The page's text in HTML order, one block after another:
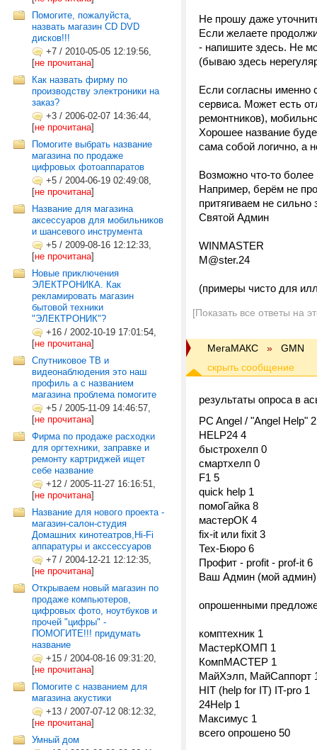
Помогите, пожалуйста,
назвать магазин CD DVD
дисков!!!
+7 / 2010-05-05 12:19:56,
[не прочитана]
Как назвать фирму по
производству электроники на
заказ?
+3 / 2006-02-07 14:36:44,
[не прочитана]
Помогите выбрать название
магазина по продаже
цифровых фотоаппаратов
+5 / 2004-06-19 02:49:08,
[не прочитана]
Название для магазина
аксессуаров для мобильников
и шансевого инструмента
+5 / 2009-08-16 12:12:33,
[не прочитана]
Новые приключения
ЭЛЕКТРОНИКА. Как
рекламировать магазин
бытовой техники
"ЭЛЕКТРОНИК"?
+16 / 2002-10-19 17:01:54,
[не прочитана]
Спутниковое ТВ и
видеонаблюдения это наш
профиль а с названием
магазина проблема помогите
+5 / 2005-11-09 14:46:57,
[не прочитана]
Фирма по продаже расходки
для оргтехники, заправке и
ремонту картриджей ищет
себе название
+12 / 2005-11-27 16:16:51,
[не прочитана]
Название для нового проекта -
магазин-салон-студия
Домашних кинотеатров,Hi-Fi
аппаратуры и акссессуаров
+7 / 2004-12-21 12:12:35,
[не прочитана]
Открываем новый магазин по
продаже компьютеров,
цифровых фото, ноутбуков и
прочей "цифры" -
ПОМОГИТЕ!!! придумать
название
+15 / 2004-08-16 09:31:20,
[не прочитана]
Помогите с названием для
магазина акустики
+13 / 2007-07-12 08:12:32,
[не прочитана]
Умный дом
Не прошу даже
Если желаете
- напишите здесь. Не
(бываю здесь
Если согласны именно
сервиса. Может есть
ремонтников),
Хорошее название
сама собой логично, а
Возможно что-то
Например, берём не
притягиваем не
Святой Админ
WINMASTER
M@ster.24
(примеры чисто для
[Показать все ответы на
МегаМАКС » GMN
результаты опроса в
PC Angel / "Angel Help" 2
HELP24 4
быстрохелп 0
смартхелп 0
F1 5
quick help 1
помоГайка 8
мастерОК 4
fix-it или fixit 3
Тех-Бюро 6
Профит - profit - prof-it 6
Ваш Админ (мой
опрошенными
комптехник 1
МастерКОМП 1
КомпМАСТЕР 1
МайХэлп, МайСаппорт
HIT (help for IT) IT-pro 1
24Help 1
Максимус 1
всего опрошено 50